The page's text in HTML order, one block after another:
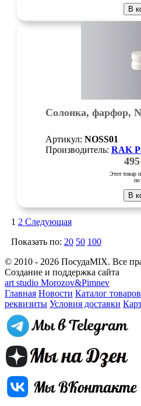
В
Солонка, фарфор,
Артикул: NOSS01
Производитель: RAK
495
Этот товар
по
В
1 2 Следующая
Показать по: 20 50 100
© 2010 - 2026 ПосудаMIX. Все
Создание и поддержка сайта
art studio Morozov&Pimnev
Главная Новости Каталог товаров
реквизиты Условия доставки